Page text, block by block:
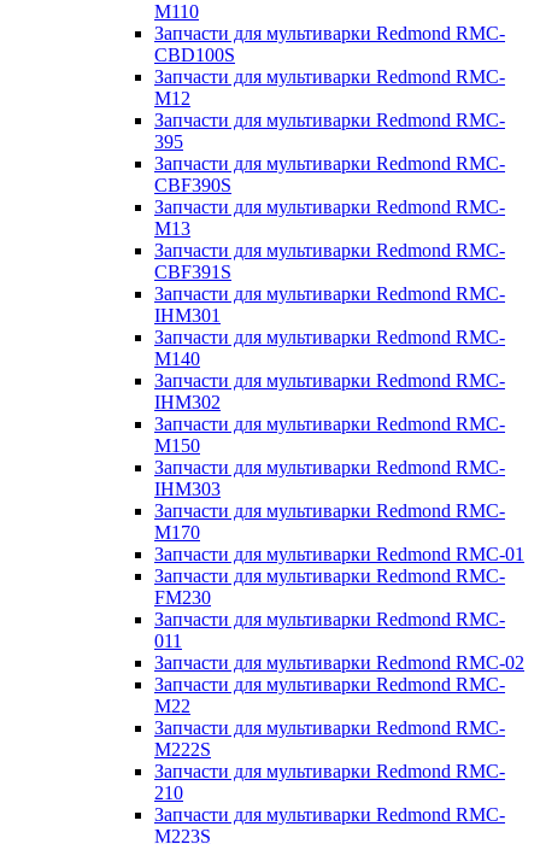
M110
Запчасти для мультиварки Redmond RMC-
CBD100S
Запчасти для мультиварки Redmond RMC-
M12
Запчасти для мультиварки Redmond RMC-
395
Запчасти для мультиварки Redmond RMC-
CBF390S
Запчасти для мультиварки Redmond RMC-
M13
Запчасти для мультиварки Redmond RMC-
CBF391S
Запчасти для мультиварки Redmond RMC-
IHM301
Запчасти для мультиварки Redmond RMC-
M140
Запчасти для мультиварки Redmond RMC-
IHM302
Запчасти для мультиварки Redmond RMC-
M150
Запчасти для мультиварки Redmond RMC-
IHM303
Запчасти для мультиварки Redmond RMC-
M170
Запчасти для мультиварки Redmond RMC-01
Запчасти для мультиварки Redmond RMC-
FM230
Запчасти для мультиварки Redmond RMC-
011
Запчасти для мультиварки Redmond RMC-02
Запчасти для мультиварки Redmond RMC-
M22
Запчасти для мультиварки Redmond RMC-
M222S
Запчасти для мультиварки Redmond RMC-
210
Запчасти для мультиварки Redmond RMC-
M223S